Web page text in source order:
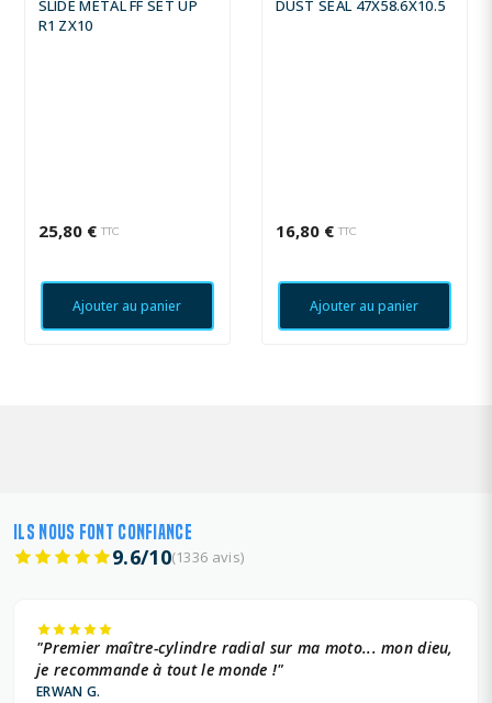
SLIDE METAL FF SET UP
R1 ZX10
25,80 € TTC
Ajouter au panier
DUST SEAL 47X58.6X10.5
16,80 € TTC
Ajouter au panier
ILS NOUS FONT CONFIANCE
9.6/10(1336 avis)
"Premier maître-cylindre radial sur ma moto... mon dieu,
je recommande à tout le monde !"
ERWAN G.